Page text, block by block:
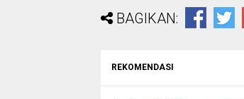
BAGIKAN:
REKOMENDASI